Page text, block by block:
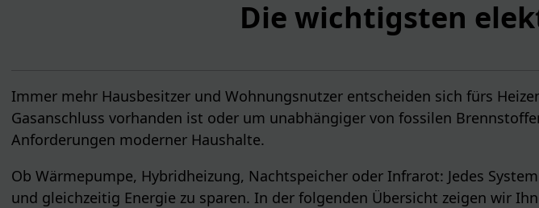
Die wichtigsten
Immer mehr Hausbesitzer und Wohnungsnutzer entscheiden sich fürs
Gasanschluss vorhanden ist oder um unabhängiger von fossilen
Anforderungen moderner Haushalte.
Ob Wärmepumpe, Hybridheizung, Nachtspeicher oder Infrarot: Jedes
und gleichzeitig Energie zu sparen. In der folgenden Übersicht zeigen wir